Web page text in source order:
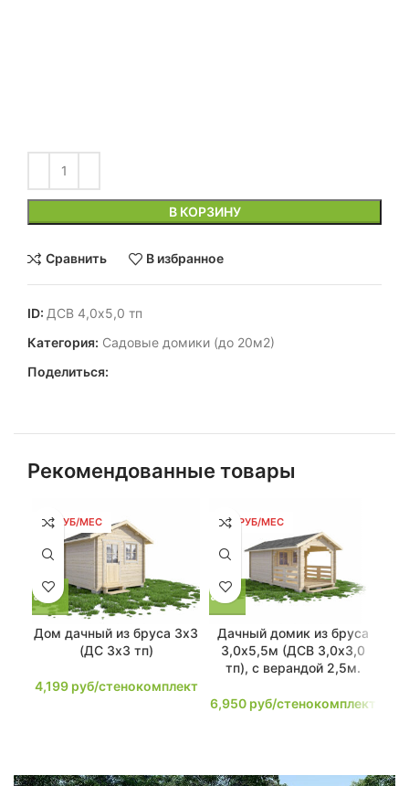
В КОРЗИНУ
Сравнить В избранное
ID: ДСВ 4,0х5,0 тп
Категория: Садовые домики (до 20м2)
Поделиться:
Рекомендованные товары
80 РУБ/МЕС
Дом дачный из бруса 3х3
(ДС 3х3 тп)
4,199 руб/стенокомплект
132 РУБ/МЕС
Дачный домик из бруса
3,0х5,5м (ДСВ 3,0х3,0
тп), с верандой 2,5м.
6,950 руб/стенокомплект